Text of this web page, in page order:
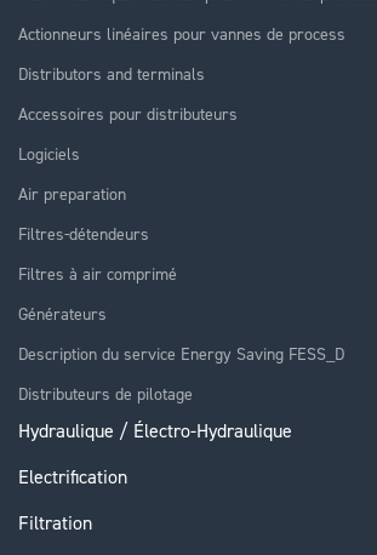
Actionneurs linéaires pour vannes de process
Distributors and terminals
Accessoires pour distributeurs
Logiciels
Air preparation
Filtres-détendeurs
Filtres à air comprimé
Générateurs
Description du service Energy Saving FESS_D
Distributeurs de pilotage
Hydraulique / Électro-Hydraulique
Electrification
Filtration